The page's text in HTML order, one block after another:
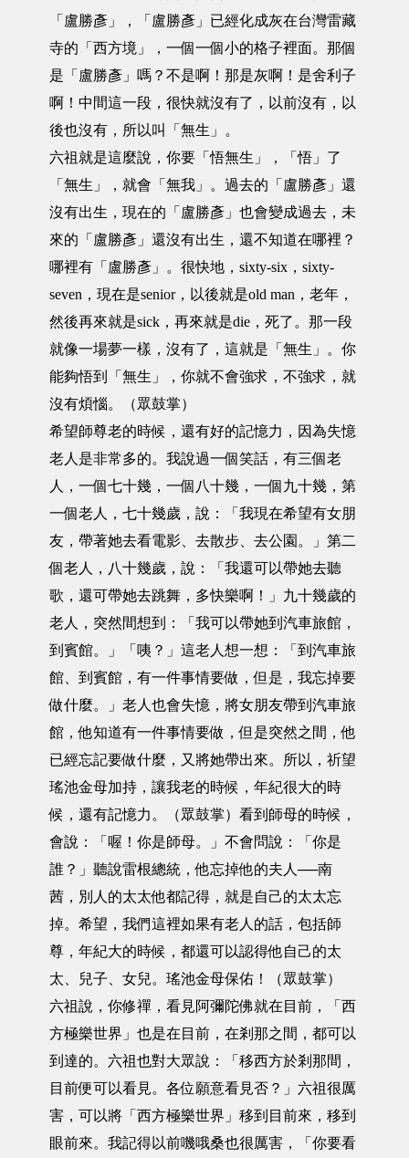
「盧勝彥」，「盧勝彥」已經化成灰在台灣雷藏
寺的「西方境」，一個一個小的格子裡面。那個
是「盧勝彥」嗎？不是啊！那是灰啊！是舍利子
啊！中間這一段，很快就沒有了，以前沒有，以
後也沒有，所以叫「無生」。
六祖就是這麼說，你要「悟無生」，「悟」了
「無生」，就會「無我」。過去的「盧勝彥」還
沒有出生，現在的「盧勝彥」也會變成過去，未
來的「盧勝彥」還沒有出生，還不知道在哪裡？
哪裡有「盧勝彥」。很快地，sixty-six，sixty-
seven，現在是senior，以後就是old man，老年，
然後再來就是sick，再來就是die，死了。那一段
就像一場夢一樣，沒有了，這就是「無生」。你
能夠悟到「無生」，你就不會強求，不強求，就
沒有煩惱。（眾鼓掌）
希望師尊老的時候，還有好的記憶力，因為失憶
老人是非常多的。我說過一個笑話，有三個老
人，一個七十幾，一個八十幾，一個九十幾，第
一個老人，七十幾歲，說：「我現在希望有女朋
友，帶著她去看電影、去散步、去公園。」第二
個老人，八十幾歲，說：「我還可以帶她去聽
歌，還可帶她去跳舞，多快樂啊！」九十幾歲的
老人，突然間想到：「我可以帶她到汽車旅館，
到賓館。」「咦？」這老人想一想：「到汽車旅
館、到賓館，有一件事情要做，但是，我忘掉要
做什麼。」老人也會失憶，將女朋友帶到汽車旅
館，他知道有一件事情要做，但是突然之間，他
已經忘記要做什麼，又將她帶出來。所以，祈望
瑤池金母加持，讓我老的時候，年紀很大的時
候，還有記憶力。（眾鼓掌）看到師母的時候，
會說：「喔！你是師母。」不會問說：「你是
誰？」聽說雷根總統，他忘掉他的夫人──南
茜，別人的太太他都記得，就是自己的太太忘
掉。希望，我們這裡如果有老人的話，包括師
尊，年紀大的時候，都還可以認得他自己的太
太、兒子、女兒。瑤池金母保佑！（眾鼓掌）
六祖說，你修禪，看見阿彌陀佛就在目前，「西
方極樂世界」也是在目前，在剎那之間，都可以
到達的。六祖也對大眾說：「移西方於剎那間，
目前便可以看見。各位願意看見否？」六祖很厲
害，可以將「西方極樂世界」移到目前來，移到
眼前來。我記得以前嘰哦桑也很厲害，「你要看